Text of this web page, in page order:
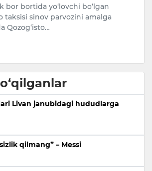
hokimi Shavkat Umurzakov
Prezidenti
jamoat xavfsizligi va qon…
Livan janubidagi hududlarga
qilmang” – Messi